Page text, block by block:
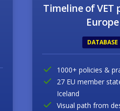
Timeline of VET
Europe
DATABASE
1000+ policies &
27 EU member
Iceland
Visual path from